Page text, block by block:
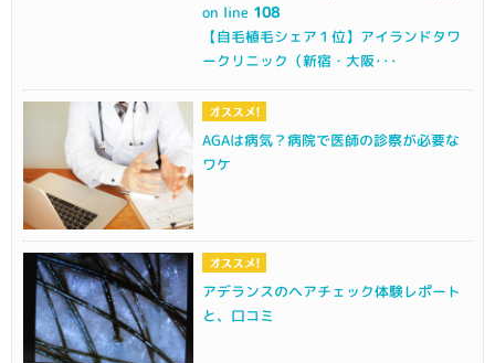
on line 108
【自毛植毛シェア１位】アイランドタワ
ークリニック（新宿・大阪･･･
AGAは病気？病院で医師の診察が必要な
ワケ
アデランスのヘアチェック体験レポート
と、口コミ